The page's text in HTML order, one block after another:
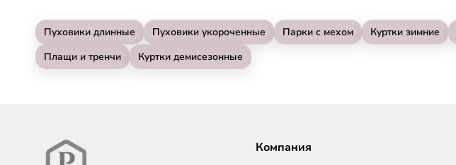
Пуховики длинные Пуховики укороченные Парки с мехом Куртки зимние
Плащи и тренчи
Куртки демисезонные
Компания